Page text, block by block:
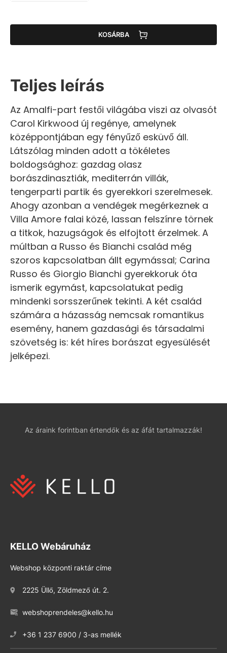
KOSÁRBA
Teljes leírás
Az Amalfi-part festői világába viszi az olvasót
Carol Kirkwood új regénye, amelynek
középpontjában egy fényűző esküvő áll.
Látszólag minden adott a tökéletes
boldogsághoz: gazdag olasz
borászdinasztiák, mediterrán villák,
tengerparti partik és gyerekkori szerelmesek.
Ahogy azonban a vendégek megérkeznek a
Villa Amore falai közé, lassan felszínre törnek
a titkok, hazugságok és elfojtott érzelmek. A
múltban a Russo és Bianchi család még
szoros kapcsolatban állt egymással; Carina
Russo és Giorgio Bianchi gyerekkoruk óta
ismerik egymást, kapcsolatukat pedig
mindenki sorsszerűnek tekinti. A két család
számára a házasság nemcsak romantikus
esemény, hanem gazdasági és társadalmi
szövetség is: két híres borászat egyesülését
jelképezi.
Az áraink forintban értendők és az áfát tartalmazzák!
KELLO Webáruház
Webshop központi raktár címe
2225 Üllő, Zöldmező út. 2.
webshoprendeles@kello.hu
+36 1 237 6900 / 3-as mellék